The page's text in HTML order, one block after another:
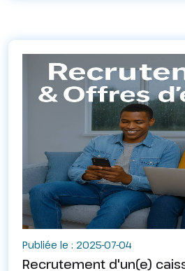
Publiée le : 2025-07-04
Recrutement d'un(e)